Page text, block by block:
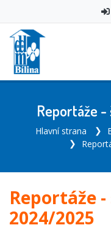
Reportáže
Hlavní strana
Reportáže
2024/2025